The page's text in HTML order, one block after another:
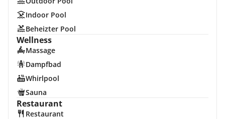
Indoor Pool
Beheizter Pool
Wellness
Massage
Dampfbad
Whirlpool
Sauna
Restaurant
Restaurant